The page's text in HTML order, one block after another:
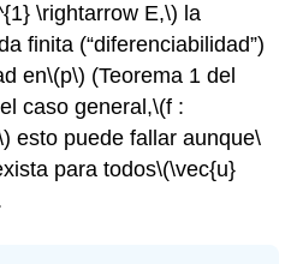
\rightarrow E,\) la
finita (“diferenciabilidad”)
en\(p\) (Teorema 1 del
caso general,\(f :
esto puede fallar aunque\
para todos\(\vec{u}